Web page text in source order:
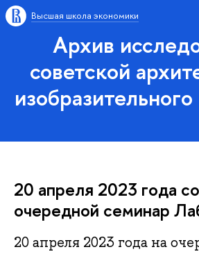
Высшая школа экономики
Архив
советской
20 апреля 2023 года
очередной семинар
20 апреля 2023 года на